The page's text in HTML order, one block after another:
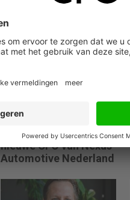
04 augustus 2026
Giel van de Kuil is de
nieuwe CFO van Nexus
Automotive Nederland